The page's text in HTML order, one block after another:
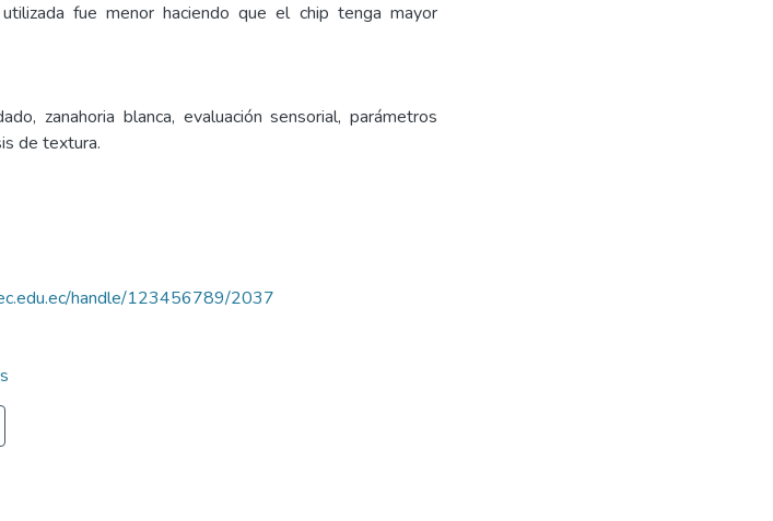
fue menor haciendo que el chip tenga mayor
zanahoria blanca, evaluación sensorial, parámetros
de textura.
handle/123456789/2037